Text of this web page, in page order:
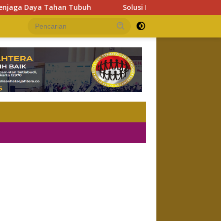
Tahan Tubuh Solusi Lupa Kode Member Password